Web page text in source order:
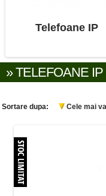
Telefoane IP
» TELEFOANE
Sortare dupa: Cele mai